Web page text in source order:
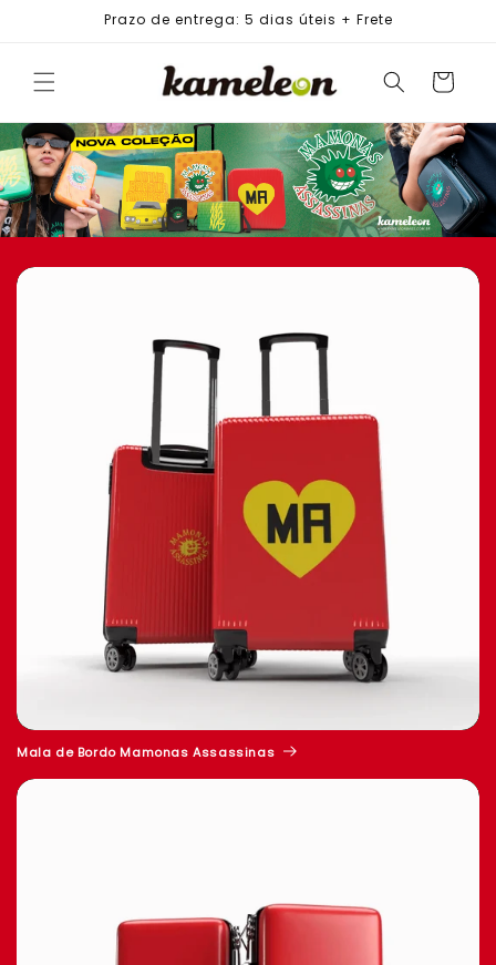
Prazo de entrega: 5 dias úteis + Frete
Carrinho
Mala de Bordo Mamonas Assassinas